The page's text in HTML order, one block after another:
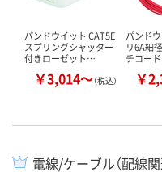
パンドウイット CAT5E
スプリングシャッター
付きローゼット…
￥3,014～（税込）
パンド
リ6A細
チコー
￥
電線/ケーブル（配線